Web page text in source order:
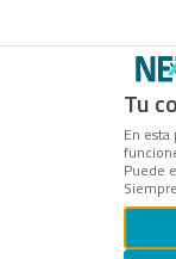
Tu
En
Puede